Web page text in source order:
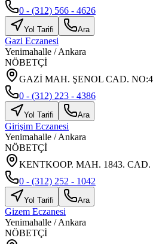
0 - (312) 566 - 4626
Yol Tarifi Ara
Gazi Eczanesi
Yenimahalle /Ankara
NÖBETÇİ
GAZİ MAH. ŞENOL CAD.
0 - (312) 223 - 4386
Yol Tarifi Ara
Girişim Eczanesi
Yenimahalle /Ankara
NÖBETÇİ
KENTKOOP. MAH. 1843. CAD.
0 - (312) 252 - 1042
Yol Tarifi Ara
Gizem Eczanesi
Yenimahalle /Ankara
NÖBETÇİ